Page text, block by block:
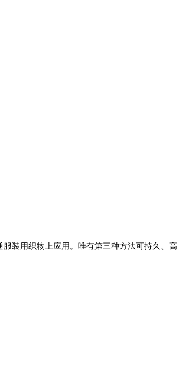
装用织物上应用。唯有第三种方法可持久、高